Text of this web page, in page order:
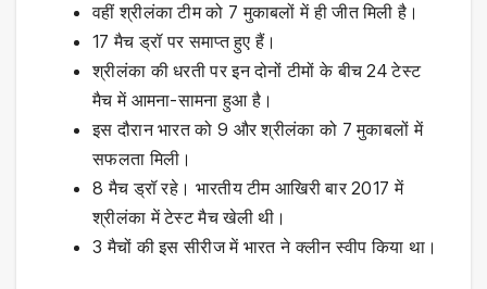
वहीं श्रीलंका टीम को 7 मुकाबलों में ही जीत मिली है।
17 मैच ड्रॉ पर समाप्‍त हुए हैं।
श्रीलंका की धरती पर इन दोनों टीमों के बीच 24 टेस्‍ट
मैच में आमना-सामना हुआ है।
इस दौरान भारत को 9 और श्रीलंका को 7 मुकाबलों में
सफलता मिली।
8 मैच ड्रॉ रहे। भारतीय टीम आखिरी बार 2017 में
श्रीलंका में टेस्‍ट मैच खेली थी।
3 मैचों की इस सीरीज में भारत ने क्‍लीन स्‍वीप किया था।